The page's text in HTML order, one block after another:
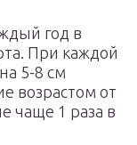
год в
При каждой
5-8 см
возрастом от
чаще 1 раза в